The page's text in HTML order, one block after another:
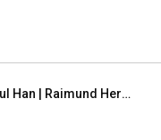
La crisis de la narración, de Byung-Chul Han | Raimund Herder